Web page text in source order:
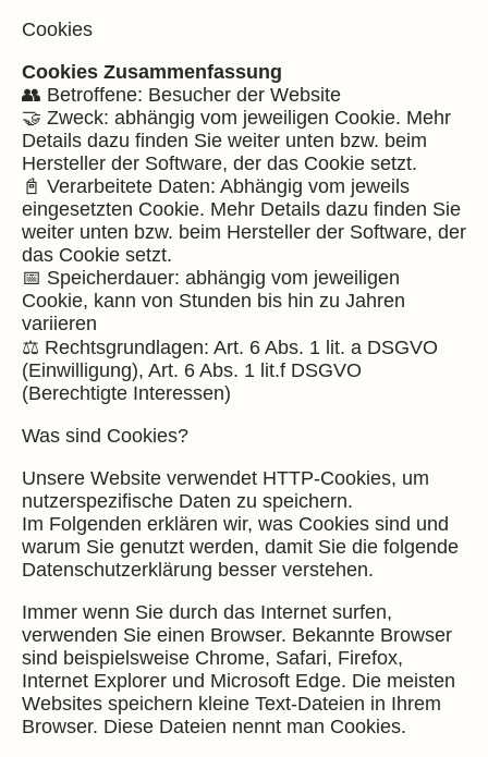
Cookies
Cookies Zusammenfassung
👥 Betroffene: Besucher der Website
🤝 Zweck: abhängig vom jeweiligen Cookie. Mehr
Details dazu finden Sie weiter unten bzw. beim
Hersteller der Software, der das Cookie setzt.
📓 Verarbeitete Daten: Abhängig vom jeweils
eingesetzten Cookie. Mehr Details dazu finden Sie
weiter unten bzw. beim Hersteller der Software, der
das Cookie setzt.
📅 Speicherdauer: abhängig vom jeweiligen
Cookie, kann von Stunden bis hin zu Jahren
variieren
⚖️ Rechtsgrundlagen: Art. 6 Abs. 1 lit. a DSGVO
(Einwilligung), Art. 6 Abs. 1 lit.f DSGVO
(Berechtigte Interessen)
Was sind Cookies?
Unsere Website verwendet HTTP-Cookies, um
nutzerspezifische Daten zu speichern.
Im Folgenden erklären wir, was Cookies sind und
warum Sie genutzt werden, damit Sie die folgende
Datenschutzerklärung besser verstehen.
Immer wenn Sie durch das Internet surfen,
verwenden Sie einen Browser. Bekannte Browser
sind beispielsweise Chrome, Safari, Firefox,
Internet Explorer und Microsoft Edge. Die meisten
Websites speichern kleine Text-Dateien in Ihrem
Browser. Diese Dateien nennt man Cookies.